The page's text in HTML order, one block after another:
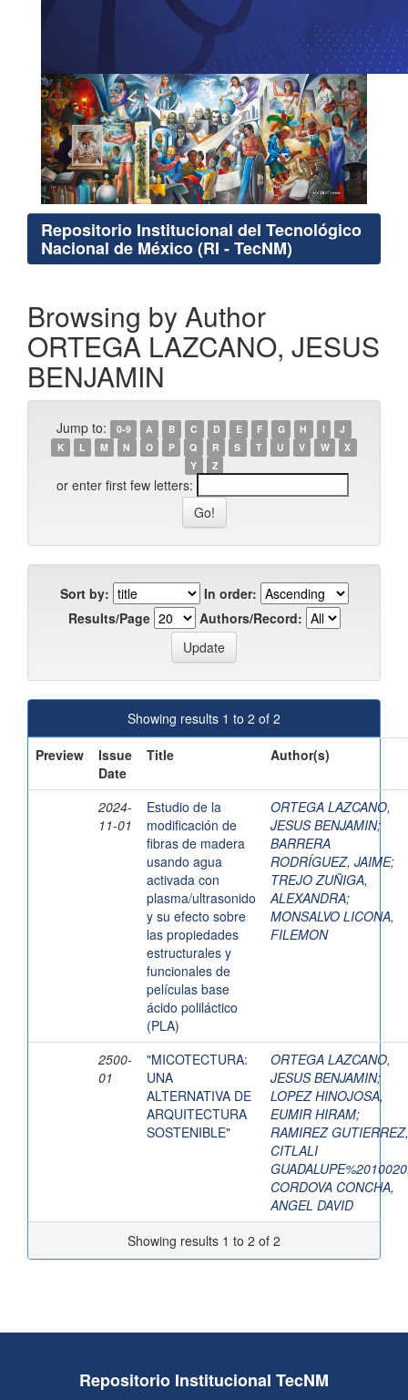
Repositorio Institucional del Tecnológico
Nacional de México (RI - TecNM)
Browsing by Author
ORTEGA LAZCANO, JESUS
BENJAMIN
Jump to: 0-9 A B C D E F G H I
J
K
L M N O P Q R S T U V W
X
Y
Z
or enter first few letters:
Sort by:
In order:
Results/Page
Authors/Record:
Showing results 1 to 2 of 2
Preview
Issue
Date
Title Author(s)
2024-
11-01
Estudio de la
modificación de
fibras de madera
usando agua
activada con
plasma/ultrasonido
y su efecto sobre
las propiedades
estructurales y
funcionales de
películas base
ácido poliláctico
(PLA)
ORTEGA LAZCANO,
JESUS BENJAMIN;
BARRERA
RODRÍGUEZ, JAIME;
TREJO ZUÑIGA,
ALEXANDRA;
MONSALVO LICONA,
FILEMON
2500-
01
"MICOTECTURA:
UNA
ALTERNATIVA DE
ARQUITECTURA
SOSTENIBLE"
ORTEGA LAZCANO,
JESUS BENJAMIN;
LOPEZ HINOJOSA,
EUMIR HIRAM;
RAMIREZ GUTIERREZ,
CITLALI
GUADALUPE%2010020
CORDOVA CONCHA,
ANGEL DAVID
Showing results 1 to 2 of 2
Repositorio Institucional TecNM